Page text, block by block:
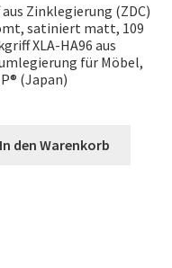
Zinklegierung (ZDC)
satiniert matt, 109
XLA-HA96 aus
für Möbel,
(Japan)
In den Warenkorb